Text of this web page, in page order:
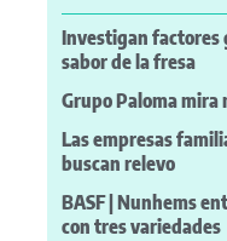
Investigan factores
sabor de la fresa
Grupo Paloma mira
Las empresas
buscan relevo
BASF | Nunhems
con tres variedades